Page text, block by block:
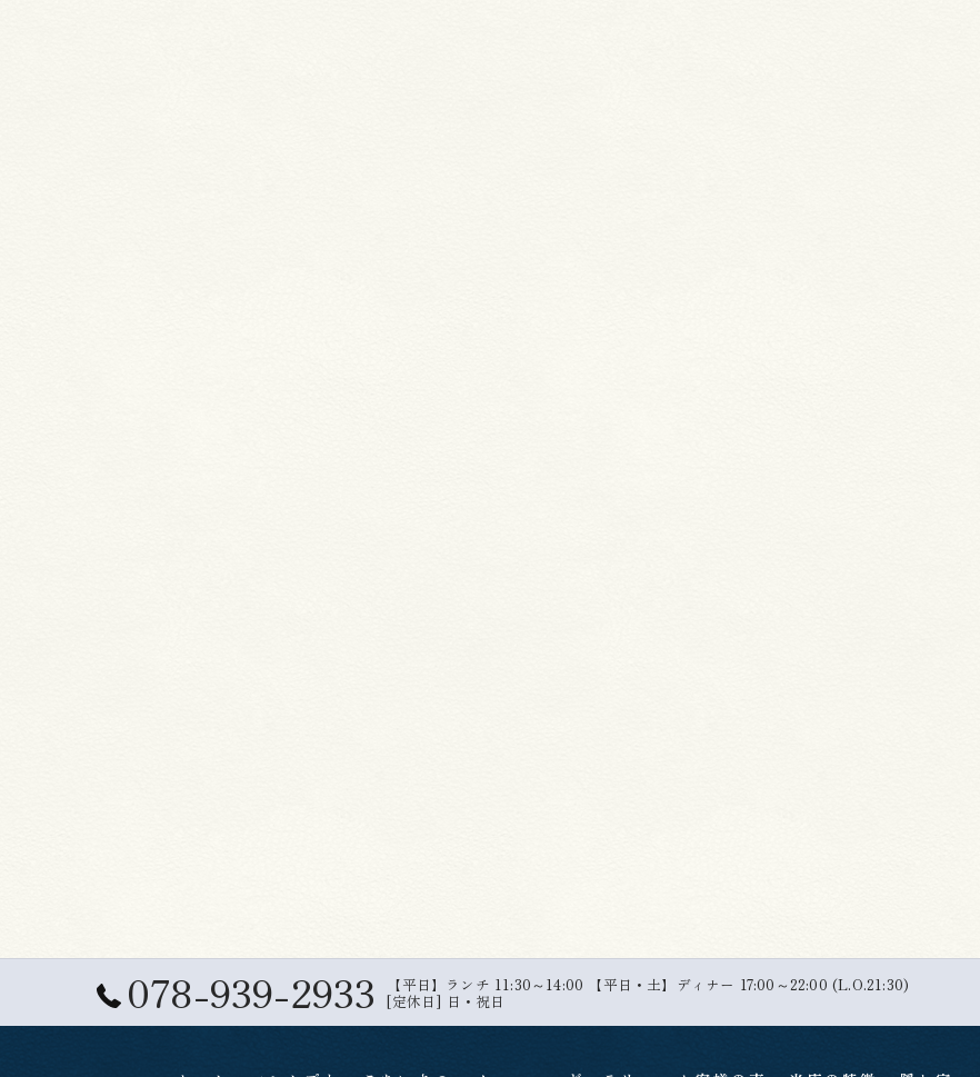
078-939-2933 【平日】ランチ 11:30～14:00 【平日・土】ディナー 17:00～22:00 (L.O.21:30)
[定休日] 日・祝日